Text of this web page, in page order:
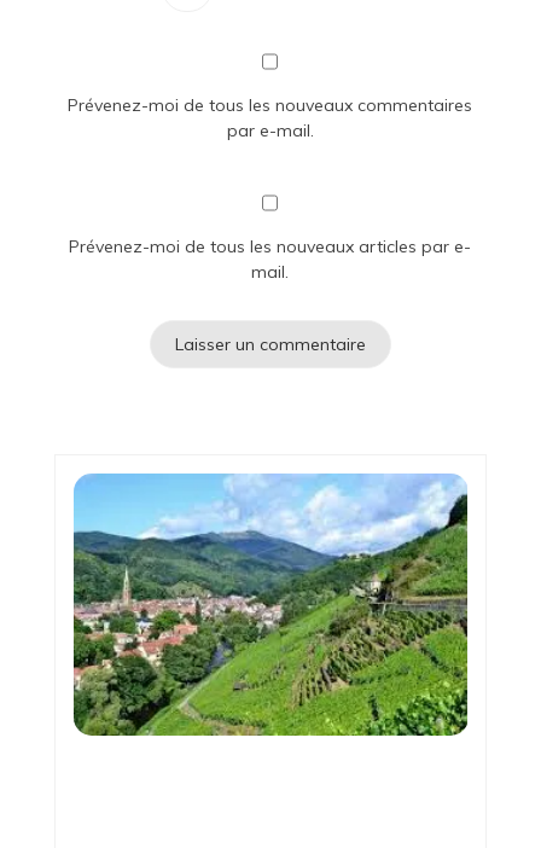
Prévenez-moi de tous les nouveaux commentaires
par e-mail.
Prévenez-moi de tous les nouveaux articles par e-
mail.